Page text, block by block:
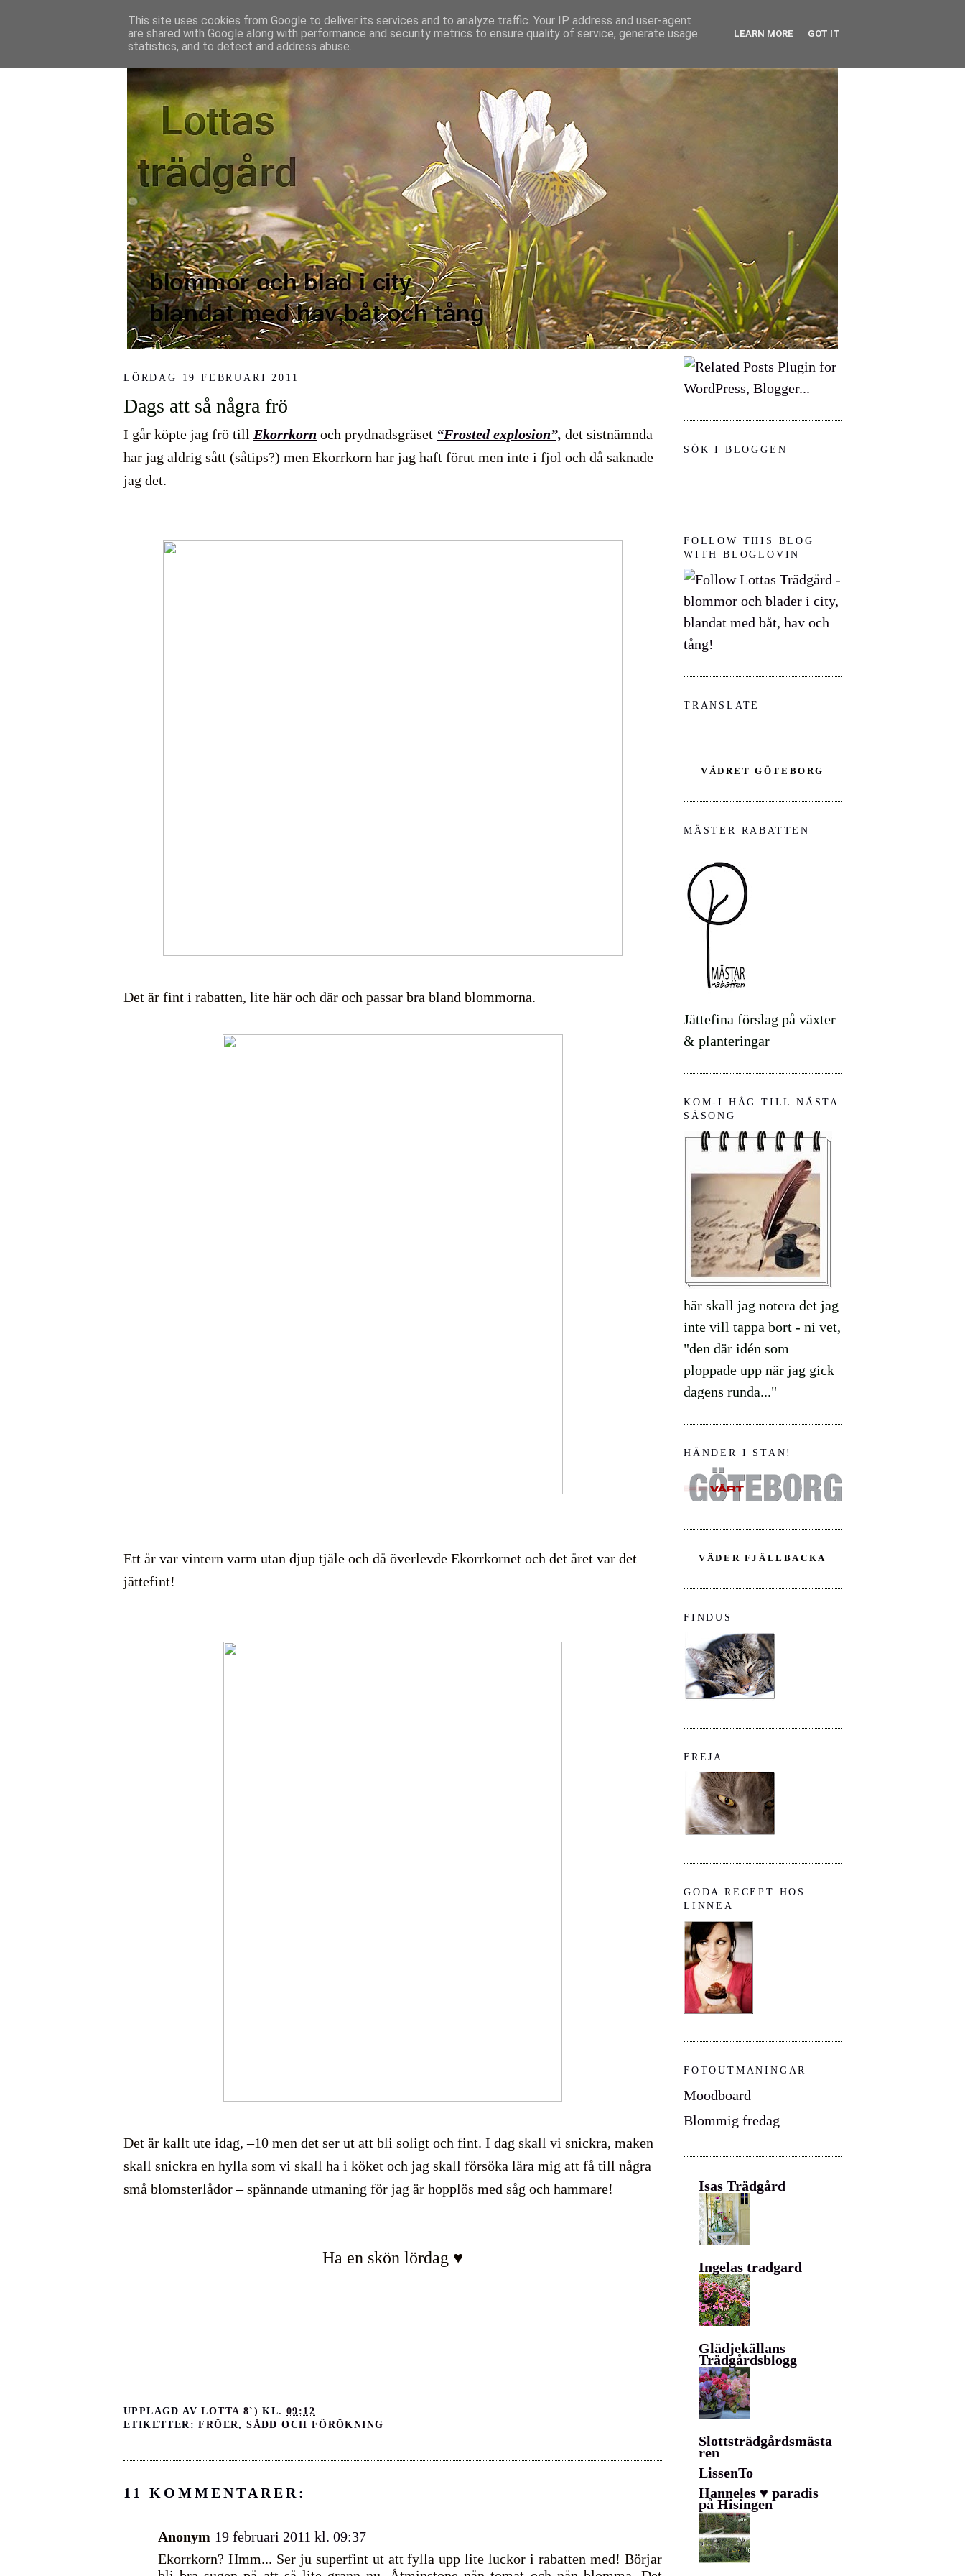
LÖRDAG 19 FEBRUARI 2011
Dags att så några frö
I går köpte jag frö till Ekorrkorn och prydnadsgräset “Frosted explosion”, det sistnämnda
har jag aldrig sått (såtips?) men Ekorrkorn har jag haft förut men inte i fjol och då saknade
jag det.
Det är fint i rabatten, lite här och där och passar bra bland blommorna.
Ett år var vintern varm utan djup tjäle och då överlevde Ekorrkornet och det året var det
jättefint!
Det är kallt ute idag, –10 men det ser ut att bli soligt och fint. I dag skall vi snickra, maken
skall snickra en hylla som vi skall ha i köket och jag skall försöka lära mig att få till några
små blomsterlådor – spännande utmaning för jag är hopplös med såg och hammare!
Ha en skön lördag ♥
UPPLAGD AVLOTTA 8`)KL.09:12
ETIKETTER:FRÖER,SÅDD OCH FÖRÖKNING
11 KOMMENTARER:
Anonym 19 februari 2011 kl. 09:37
Ekorrkorn? Hmm... Ser ju superfint ut att fylla upp lite luckor i rabatten med! Börjar
SÖK I BLOGGEN
FOLLOW THIS BLOG
WITH BLOGLOVIN
TRANSLATE
VÄDRET GÖTEBORG
MÄSTER RABATTEN
Jättefina förslag på växter
& planteringar
KOM-I HÅG TILL NÄSTA
SÄSONG
här skall jag notera det jag
inte vill tappa bort - ni vet,
"den där idén som
ploppade upp när jag gick
dagens runda..."
HÄNDER I STAN!
VÄDER FJÄLLBACKA
FINDUS
FREJA
GODA RECEPT HOS
LINNEA
FOTOUTMANINGAR
Moodboard
Blommig fredag
Isas Trädgård
Ingelas tradgard
Glädjekällans
Trädgårdsblogg
Slottsträdgårdsmästa
ren
LissenTo
Hanneles ♥ paradis
på Hisingen
This site uses cookies from Google to deliver its services and to analyze traffic. Your IP address and user-agent
are shared with Google along with performance and security metrics to ensure quality of service, generate usage
statistics, and to detect and address abuse.
LEARN MORE GOT IT